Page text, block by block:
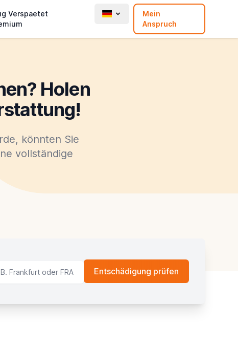
Verspaetet
Mein
Anspruch
Holen
könnten Sie
vollständige